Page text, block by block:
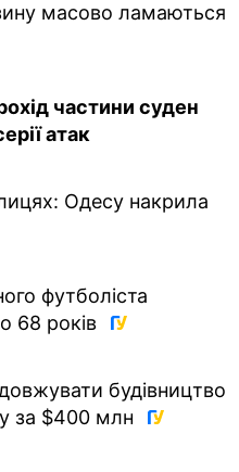
масово ламаються
частини суден
атак
Одесу накрила
футболіста
68 років
будівництво
за $400 млн